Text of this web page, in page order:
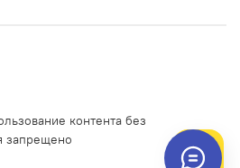
контента без
запрещено